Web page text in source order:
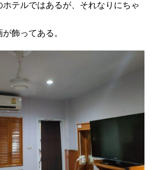
ホテルではあるが、それなりにちゃ
飾ってある。